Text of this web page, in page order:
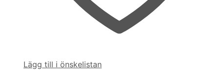
Lägg till i önskelistan